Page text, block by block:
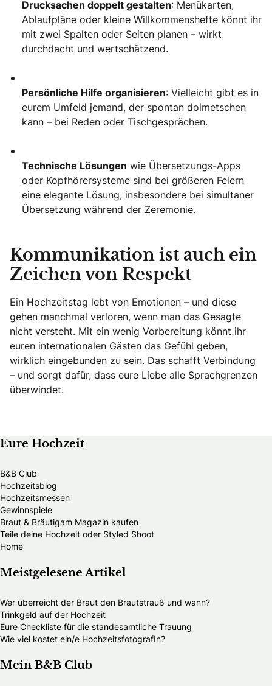
Drucksachen doppelt gestalten: Menükarten,
Ablaufpläne oder kleine Willkommenshefte könnt ihr
mit zwei Spalten oder Seiten planen – wirkt
durchdacht und wertschätzend.
Persönliche Hilfe organisieren: Vielleicht gibt es in
eurem Umfeld jemand, der spontan dolmetschen
kann – bei Reden oder Tischgesprächen.
Technische Lösungen wie Übersetzungs-Apps
oder Kopfhörersysteme sind bei größeren Feiern
eine elegante Lösung, insbesondere bei simultaner
Übersetzung während der Zeremonie.
Kommunikation ist auch ein
Zeichen von Respekt
Ein Hochzeitstag lebt von Emotionen – und diese
gehen manchmal verloren, wenn man das Gesagte
nicht versteht. Mit ein wenig Vorbereitung könnt ihr
euren internationalen Gästen das Gefühl geben,
wirklich eingebunden zu sein. Das schafft Verbindung
– und sorgt dafür, dass eure Liebe alle Sprachgrenzen
überwindet.
Eure Hochzeit
B&B Club
Hochzeitsblog
Hochzeitsmessen
Gewinnspiele
Braut & Bräutigam Magazin kaufen
Teile deine Hochzeit oder Styled Shoot
Home
Meistgelesene Artikel
Wer überreicht der Braut den Brautstrauß und wann?
Trinkgeld auf der Hochzeit
Eure Checkliste für die standesamtliche Trauung
Wie viel kostet ein/e HochzeitsfotografIn?
Mein B&B Club